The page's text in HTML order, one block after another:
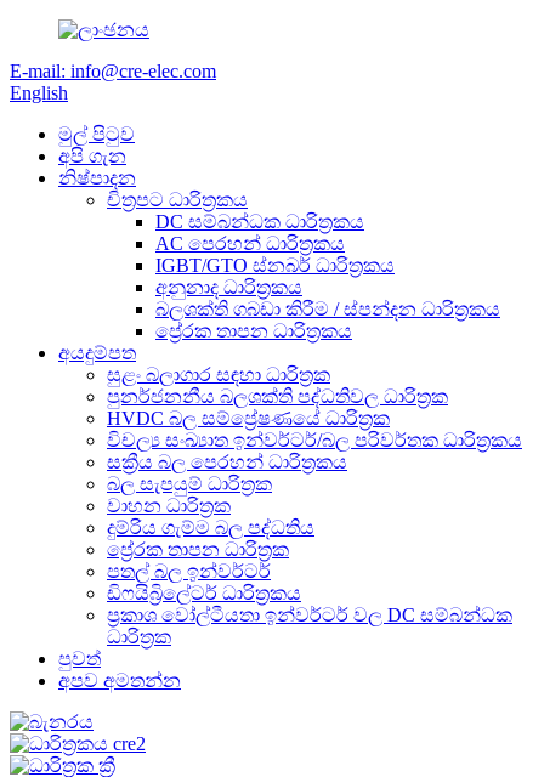
E-mail: info@cre-elec.com
English
මුල් පිටුව
අපි ගැන
නිෂ්පාදන
චිත්‍රපට ධාරිත්‍රකය
DC සම්බන්ධක ධාරිත්‍රකය
AC පෙරහන් ධාරිත්‍රකය
IGBT/GTO ස්නබර් ධාරිත්‍රකය
අනුනාද ධාරිත්‍රකය
බලශක්ති ගබඩා කිරීම / ස්පන්දන ධාරිත්‍රකය
ප්‍රේරක තාපන ධාරිත්‍රකය
අයදුම්පත
සුළං බලාගාර සඳහා ධාරිත්‍රක
පුනර්ජනනීය බලශක්ති පද්ධතිවල ධාරිත්‍රක
HVDC බල සම්ප්‍රේෂණයේ ධාරිත්‍රක
විචල්‍ය සංඛ්‍යාත ඉන්වර්ටර්/බල පරිවර්තක ධාරිත්‍රකය
සක්‍රීය බල පෙරහන් ධාරිත්‍රකය
බල සැපයුම් ධාරිත්‍රක
වාහන ධාරිත්‍රක
දුම්රිය ගැම්ම බල පද්ධතිය
ප්‍රේරක තාපන ධාරිත්‍රක
පතල් බල ඉන්වර්ටර්
ඩිෆයිබ්‍රිලේටර් ධාරිත්‍රකය
ප්‍රකාශ වෝල්ටීයතා ඉන්වර්ටර් වල DC සම්බන්ධක
ධාරිත්‍රක
පුවත්
අපව අමතන්න